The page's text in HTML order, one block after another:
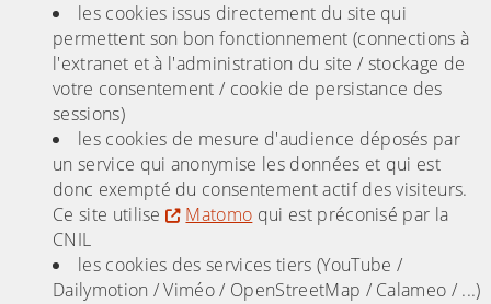
les cookies issus directement du site qui
permettent son bon fonctionnement (connections à
l'extranet et à l'administration du site / stockage de
votre consentement / cookie de persistance des
sessions)
les cookies de mesure d'audience déposés par
un service qui anonymise les données et qui est
donc exempté du consentement actif des visiteurs.
Ce site utilise
Matomo qui est préconisé par la
CNIL
les cookies des services tiers (YouTube /
Dailymotion / Viméo / OpenStreetMap / Calameo / ...)